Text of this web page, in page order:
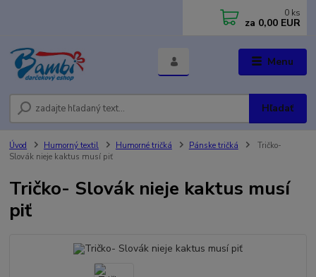
Menu
Hľadať
0 ks
za 0,00 EUR
Úvod Humorný textil Humorné tričká Pánske tričká
Tričko-
Slovák nieje kaktus musí piť
Tričko- Slovák nieje kaktus musí
piť